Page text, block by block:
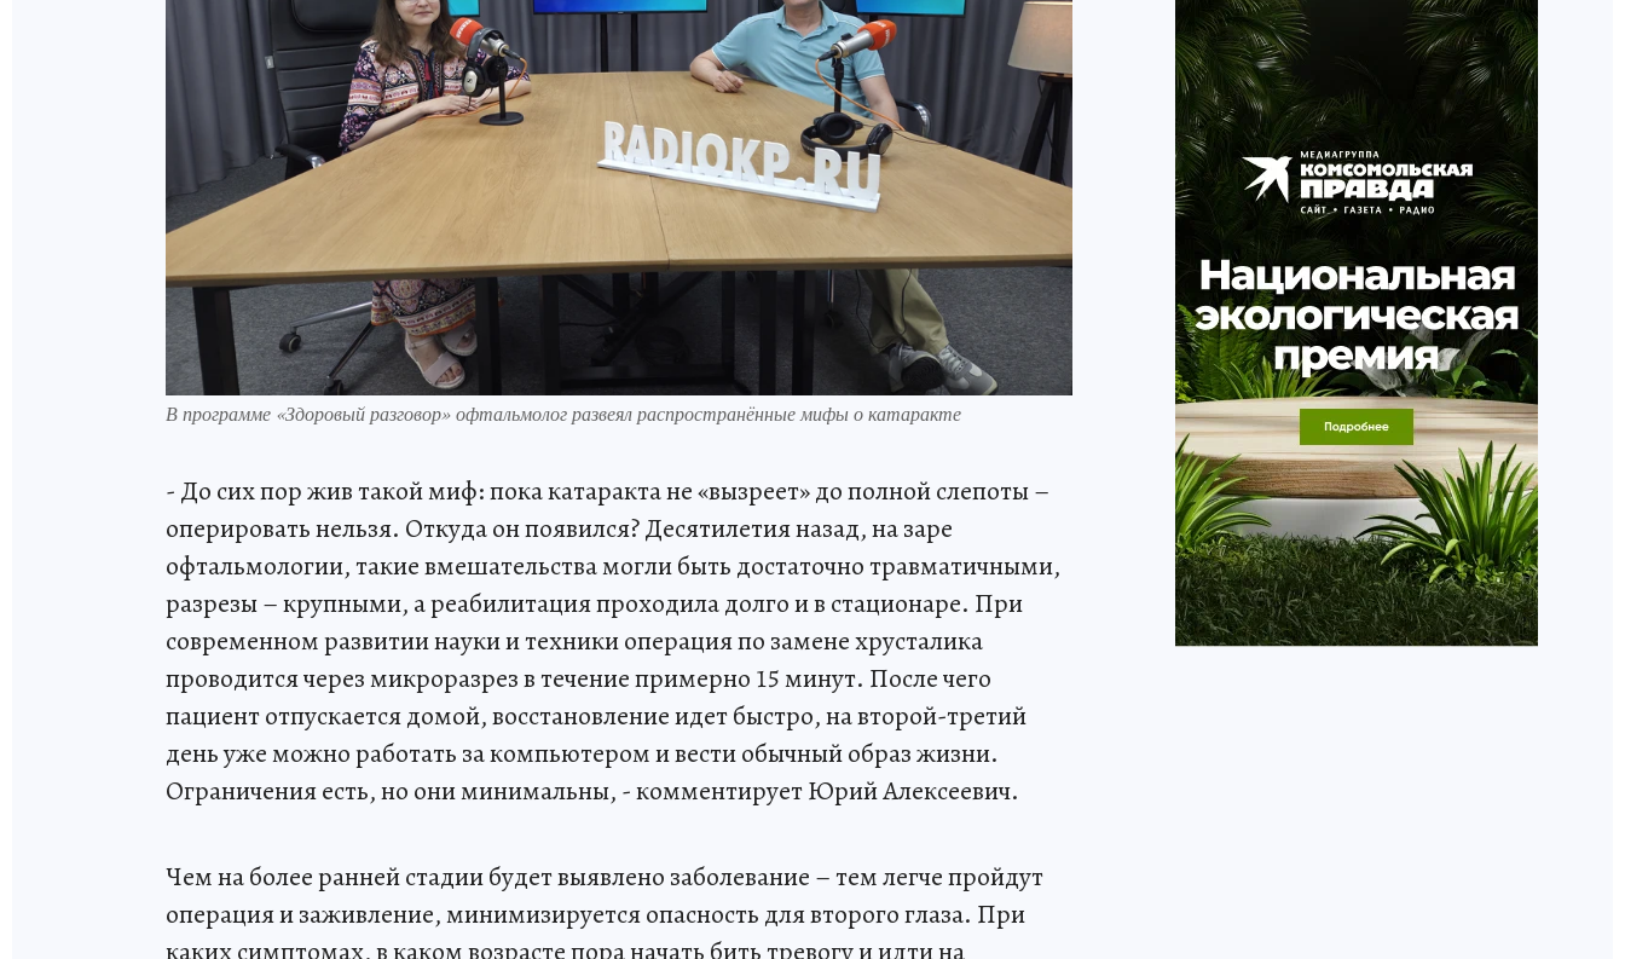
В программе «Здоровый разговор» офтальмолог развеял распространённые мифы о катаракте
- До сих пор жив такой миф: пока катаракта не «вызреет» до полной слепоты –
оперировать нельзя. Откуда он появился? Десятилетия назад, на заре
офтальмологии, такие вмешательства могли быть достаточно травматичными,
разрезы – крупными, а реабилитация проходила долго и в стационаре. При
современном развитии науки и техники операция по замене хрусталика
проводится через микроразрез в течение примерно 15 минут. После чего
пациент отпускается домой, восстановление идет быстро, на второй-третий
день уже можно работать за компьютером и вести обычный образ жизни.
Ограничения есть, но они минимальны, - комментирует Юрий Алексеевич.
Чем на более ранней стадии будет выявлено заболевание – тем легче пройдут
операция и заживление, минимизируется опасность для второго глаза. При